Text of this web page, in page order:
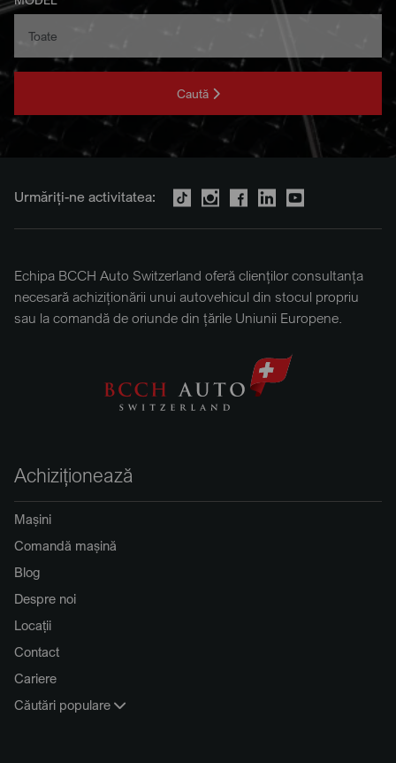
Caută
Urmăriți-ne activitatea:
Echipa BCCH Auto Switzerland oferă clienților consultanța
necesară achiziționării unui autovehicul din stocul propriu
sau la comandă de oriunde din țările Uniunii Europene.
Achiziționează
Mașini
Comandă mașină
Blog
Despre noi
Locații
Contact
Cariere
Căutări populare